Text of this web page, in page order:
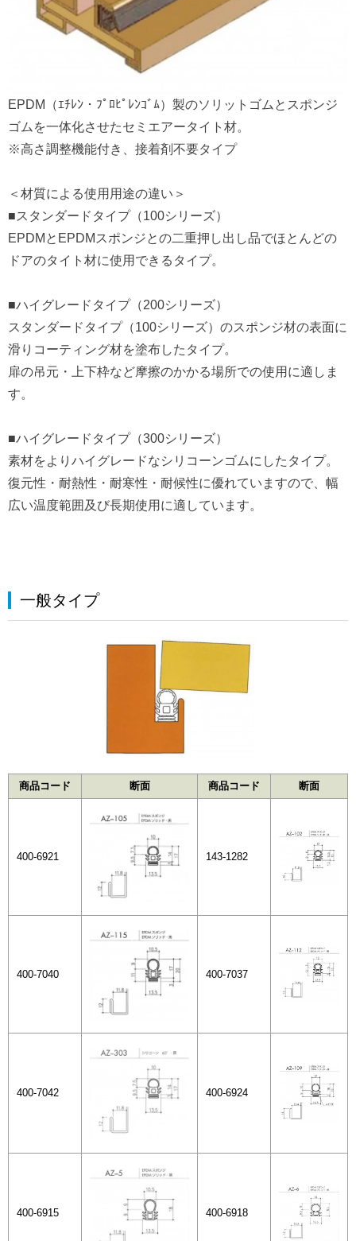
EPDM（ｴﾁﾚﾝ・ﾌﾟﾛﾋﾟﾚﾝｺﾞﾑ）製のソリットゴムとスポンジ
ゴムを一体化させたセミエアータイト材。
※高さ調整機能付き、接着剤不要タイプ
＜材質による使用用途の違い＞
■スタンダードタイプ（100シリーズ）
EPDMとEPDMスポンジとの二重押し出し品でほとんどの
ドアのタイト材に使用できるタイプ。
■ハイグレードタイプ（200シリーズ）
スタンダードタイプ（100シリーズ）のスポンジ材の表面に
滑りコーティング材を塗布したタイプ。
扉の吊元・上下枠など摩擦のかかる場所での使用に適しま
す。
■ハイグレードタイプ（300シリーズ）
素材をよりハイグレードなシリコーンゴムにしたタイプ。
復元性・耐熱性・耐寒性・耐候性に優れていますので、幅
広い温度範囲及び長期使用に適しています。
一般タイプ
商品コード 断面 商品コード 断面
400-6921 143-1282
400-7040 400-7037
400-7042 400-6924
400-6915 400-6918